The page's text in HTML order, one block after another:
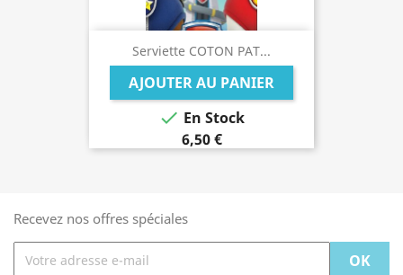
Serviette COTON PAT...
AJOUTER AU PANIER
 En Stock
6,50 €
Recevez nos offres spéciales